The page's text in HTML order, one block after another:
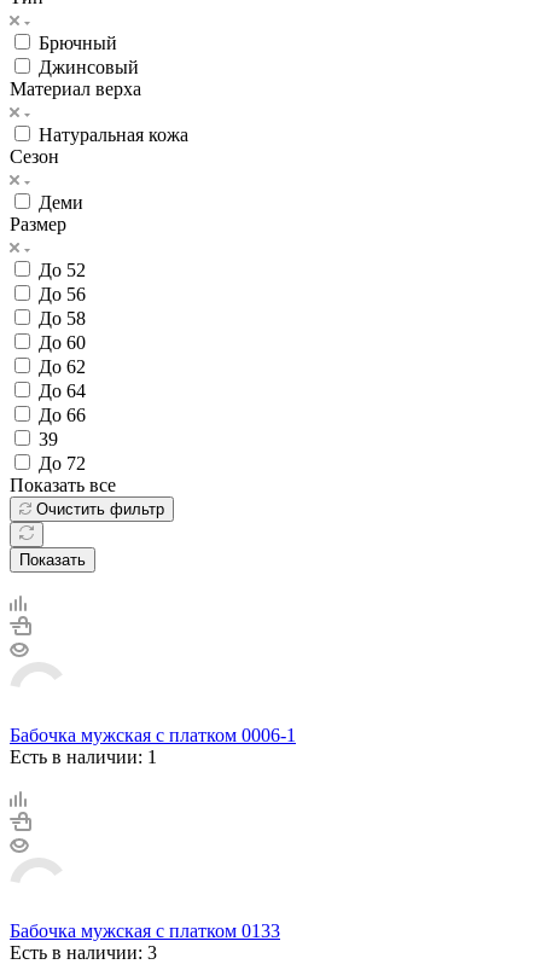
Брючный
Джинсовый
Материал верха
Натуральная кожа
Сезон
Деми
Размер
До 52
До 56
До 58
До 60
До 62
До 64
До 66
39
До 72
Показать все
Очистить фильтр
Показать
Бабочка мужская с платком 0006-1
Есть в наличии: 1
Бабочка мужская с платком 0133
Есть в наличии: 3